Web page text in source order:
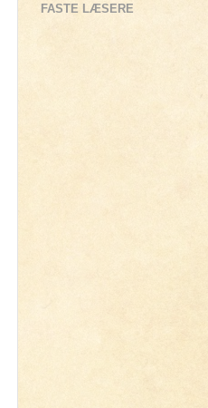
FASTE LÆSERE